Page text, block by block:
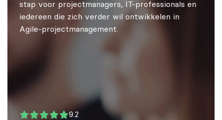
stap voor projectmanagers, IT-professionals en
iedereen die zich verder wil ontwikkelen in
Agile-projectmanagement.
9.2